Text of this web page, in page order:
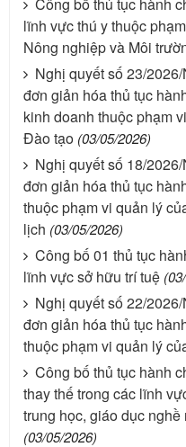
lĩnh vực thú y thuộc
Nông nghiệp và Môi
Nghị quyết số 23/
đơn giản hóa thủ tục
kinh doanh thuộc phạm
Đào tạo (03/05/2026)
Nghị quyết số 18/
đơn giản hóa thủ tục
thuộc phạm vi quản lý
lịch (03/05/2026)
Công bố 01 thủ tục
lĩnh vực sở hữu trí tuệ
Nghị quyết số 22/
đơn giản hóa thủ tục
thuộc phạm vi quản lý
Công bố thủ tục hành
thay thế trong các lĩnh
trung học, giáo dục
(03/05/2026)